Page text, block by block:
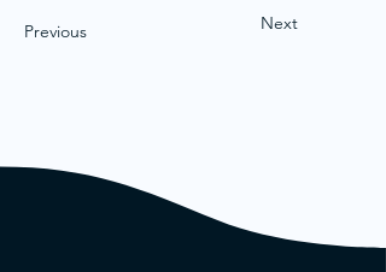
Previous Next